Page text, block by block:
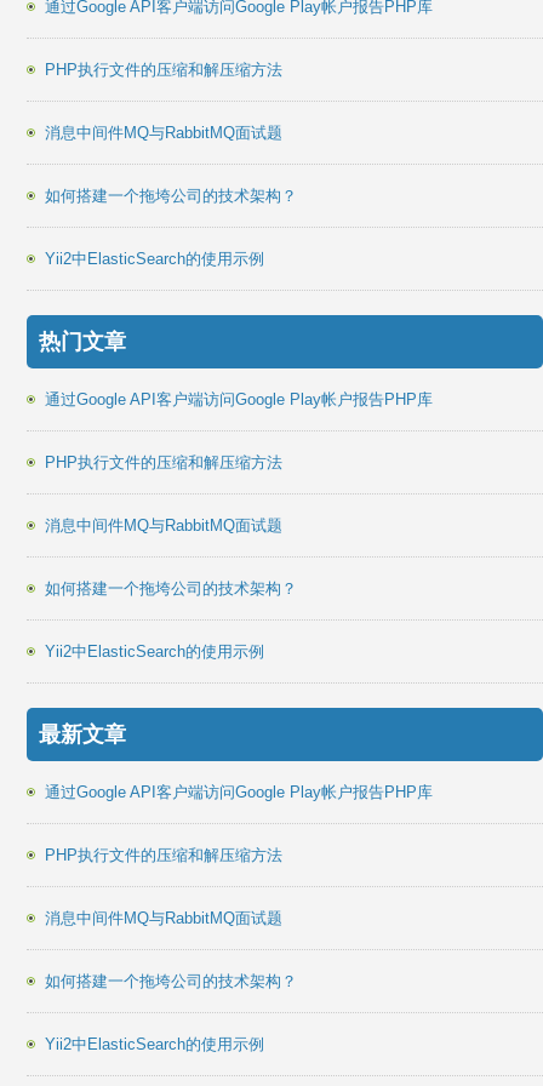
通过Google API客户端访问Google Play帐户报告PHP库
PHP执行文件的压缩和解压缩方法
消息中间件MQ与RabbitMQ面试题
如何搭建一个拖垮公司的技术架构？
Yii2中ElasticSearch的使用示例
热门文章
通过Google API客户端访问Google Play帐户报告PHP库
PHP执行文件的压缩和解压缩方法
消息中间件MQ与RabbitMQ面试题
如何搭建一个拖垮公司的技术架构？
Yii2中ElasticSearch的使用示例
最新文章
通过Google API客户端访问Google Play帐户报告PHP库
PHP执行文件的压缩和解压缩方法
消息中间件MQ与RabbitMQ面试题
如何搭建一个拖垮公司的技术架构？
Yii2中ElasticSearch的使用示例